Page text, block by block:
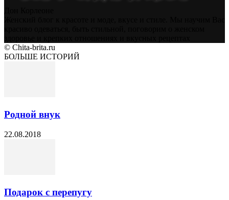
© Chita-brita.ru
БОЛЬШЕ ИСТОРИЙ
Родной внук
22.08.2018
Подарок с перепугу